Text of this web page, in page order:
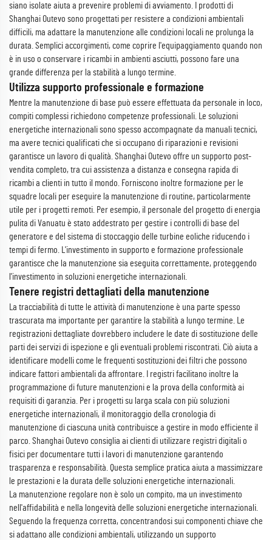
siano isolate aiuta a prevenire problemi di avviamento. I prodotti di
Shanghai Outevo sono progettati per resistere a condizioni ambientali
difficili, ma adattare la manutenzione alle condizioni locali ne prolunga la
durata. Semplici accorgimenti, come coprire l'equipaggiamento quando non
è in uso o conservare i ricambi in ambienti asciutti, possono fare una
grande differenza per la stabilità a lungo termine.
Utilizza supporto professionale e formazione
Mentre la manutenzione di base può essere effettuata da personale in loco,
compiti complessi richiedono competenze professionali. Le soluzioni
energetiche internazionali sono spesso accompagnate da manuali tecnici,
ma avere tecnici qualificati che si occupano di riparazioni e revisioni
garantisce un lavoro di qualità. Shanghai Outevo offre un supporto post-
vendita completo, tra cui assistenza a distanza e consegna rapida di
ricambi a clienti in tutto il mondo. Forniscono inoltre formazione per le
squadre locali per eseguire la manutenzione di routine, particolarmente
utile per i progetti remoti. Per esempio, il personale del progetto di energia
pulita di Vanuatu è stato addestrato per gestire i controlli di base del
generatore e del sistema di stoccaggio delle turbine eoliche riducendo i
tempi di fermo. L'investimento in supporto e formazione professionale
garantisce che la manutenzione sia eseguita correttamente, proteggendo
l'investimento in soluzioni energetiche internazionali.
Tenere registri dettagliati della manutenzione
La tracciabilità di tutte le attività di manutenzione è una parte spesso
trascurata ma importante per garantire la stabilità a lungo termine. Le
registrazioni dettagliate dovrebbero includere le date di sostituzione delle
parti dei servizi di ispezione e gli eventuali problemi riscontrati. Ciò aiuta a
identificare modelli come le frequenti sostituzioni dei filtri che possono
indicare fattori ambientali da affrontare. I registri facilitano inoltre la
programmazione di future manutenzioni e la prova della conformità ai
requisiti di garanzia. Per i progetti su larga scala con più soluzioni
energetiche internazionali, il monitoraggio della cronologia di
manutenzione di ciascuna unità contribuisce a gestire in modo efficiente il
parco. Shanghai Outevo consiglia ai clienti di utilizzare registri digitali o
fisici per documentare tutti i lavori di manutenzione garantendo
trasparenza e responsabilità. Questa semplice pratica aiuta a massimizzare
le prestazioni e la durata delle soluzioni energetiche internazionali.
La manutenzione regolare non è solo un compito, ma un investimento
nell'affidabilità e nella longevità delle soluzioni energetiche internazionali.
Seguendo la frequenza corretta, concentrandosi sui componenti chiave che
si adattano alle condizioni ambientali, utilizzando un supporto